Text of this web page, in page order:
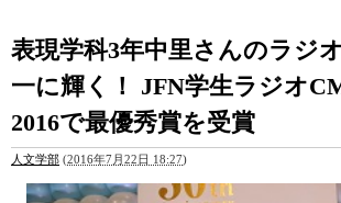
表現学科3年中里さんのラジ
一に輝く！ JFN学生ラジオ
2016で最優秀賞を受賞
人文学部 (2016年7月22日 18:27)